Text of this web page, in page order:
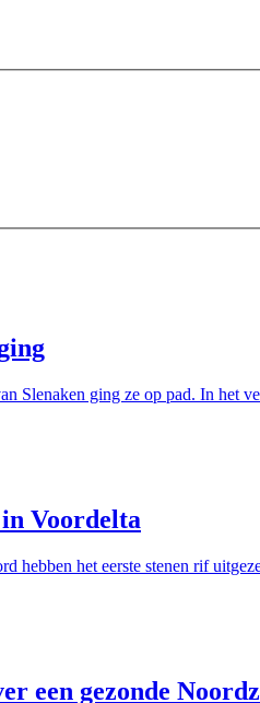
Slenaken ging ze op pad. In het
Voordelta
het eerste stenen rif
een gezonde